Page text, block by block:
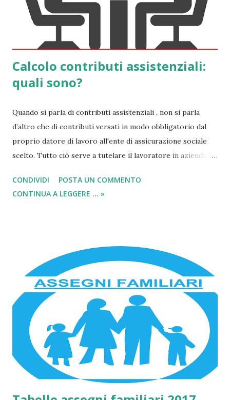
gente sulla tipologia di colloquio svolto, sull'ambiente
lavorativo,...
Calcolo contributi assistenziali:
quali sono?
Quando si parla di contributi assistenziali , non si parla
d’altro che di contributi versati in modo obbligatorio dal
proprio datore di lavoro all'ente di assicurazione sociale
scelto. Tutto ciò serve a tutelare il lavoratore in azienda da
invalidità o altri problemi e malattie. Infatti nel caso si
dovessero verificare problemi di questo tipo, il lavoratore
i contributi sociali . Gli enti presenti in Italia che offrono
protezione in relazione ai contributi assistenziali sono Inps
e Inail (indicato anche come istituto per la sicurezza e
assicurazione sul lavoro), i quali si occupano di
assicurazione contro gli infortuni, i disagi e le malattie.
L’Inps a differenza dell’Inail, offre invece assistenza
prevalentemente sui carichi familiari...
CONDIVIDI
POSTA UN COMMENTO
CONTINUA A LEGGERE ... »